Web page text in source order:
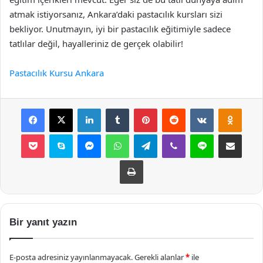
atmak istiyorsanız, Ankara’daki pastacılık kursları sizi
bekliyor. Unutmayın, iyi bir pastacılık eğitimiyle sadece
tatlılar değil, hayalleriniz de gerçek olabilir!
Pastacılık Kursu Ankara
Facebook
X LinkedInTumblr PinterestReddit VKontakte
Pocket Skype MessengerWhatsAppTelegramViber Line E-Posta ile
Yazdır
Bir yanıt yazın
E-posta adresiniz yayınlanmayacak.Gerekli alanlar* ile